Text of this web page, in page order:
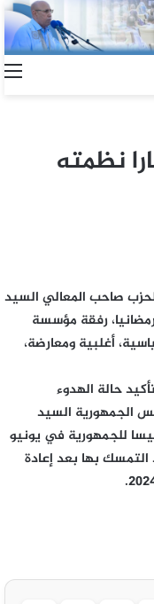
نظمته
صاحب المعالي السيد
رفقة مؤسسة
أغلبية ومعارضة،
حالة الهدوء
الجمهورية السيد
للجمهورية في يونيو
التمسك بها بعد إعادة